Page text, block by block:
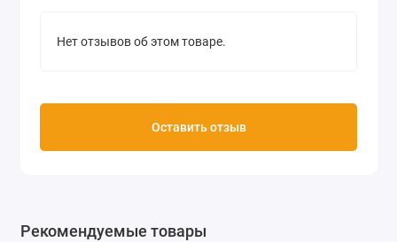
Нет отзывов об этом товаре.
Оставить отзыв
Рекомендуемые товары